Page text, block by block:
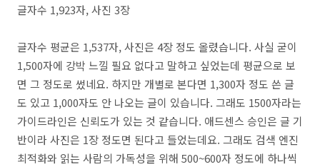
글자수 1,923자, 사진 3장
글자수 평균은 1,537자, 사진은 4장 정도 올렸습니다. 사실 굳이
1,500자에 강박 느낄 필요 없다고 말하고 싶었는데 평균으로 보
면 그 정도로 썼네요. 하지만 개별로 본다면 1,300자 정도 쓴 글
도 있고 1,000자도 안 나오는 글이 있습니다. 그래도 1500자라는
가이드라인은 신뢰도가 있는 것 같습니다. 애드센스 승인은 글 기
반이라 사진은 1장 정도면 된다고 들었는데요. 그래도 검색 엔진
최적화와 읽는 사람의 가독성을 위해 500~600자 정도에 하나씩